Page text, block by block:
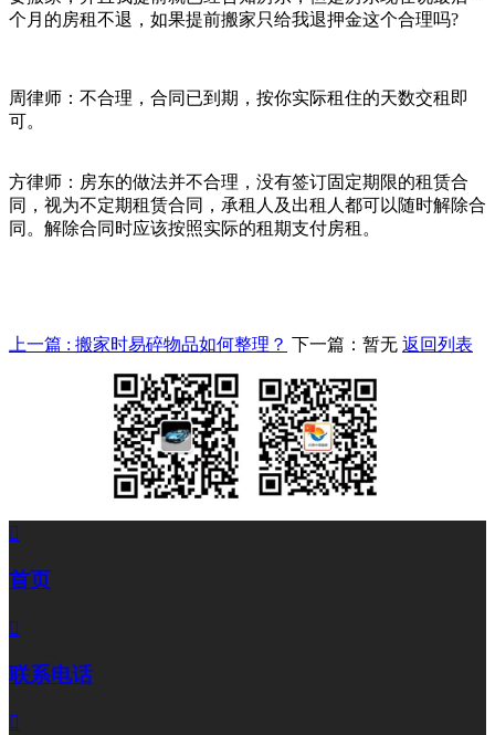
个月的房租不退，如果提前搬家只给我退押金这个合理吗?
周律师：不合理，合同已到期，按你实际租住的天数交租即
可。
方律师：房东的做法并不合理，没有签订固定期限的租赁合
同，视为不定期租赁合同，承租人及出租人都可以随时解除合
同。解除合同时应该按照实际的租期支付房租。
上一篇 : 搬家时易碎物品如何整理？ 下一篇：暂无 返回列表

首页

联系电话
